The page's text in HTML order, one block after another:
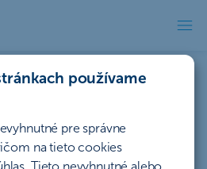
používame
pre správne
na tieto cookies
klientely |
s